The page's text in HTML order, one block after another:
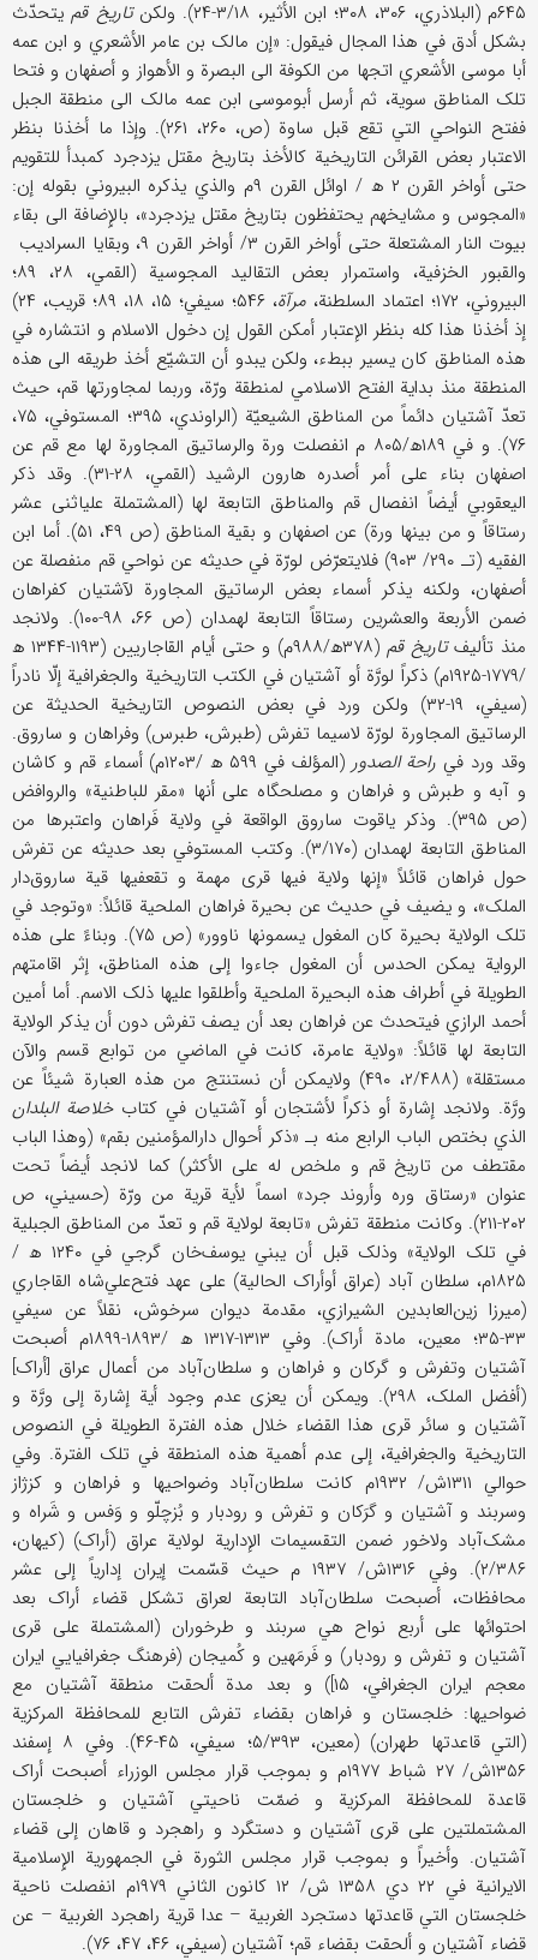
۶۴۵م (البلاذري، ۳۰۶، ۳۰۸؛ ابن الأثیر، ۳/۱۸-۲۴). ولکن تاریخ قم یتحدّث
بشکل أدق في هذا المجال فیقول: «إن مالک بن عامر الأشعري و ابن عمه
أبا موسی الأشعري اتجها من الکوفة الی البصرة و الأهواز و أصفهان و فتحا
تلک المناطق سویة، ثم أرسل أبوموسی ابن عمه مالک الی منطقة الجبل
ففتح النواحي التي تقع قبل ساوة (ص، ۲۶۰، ۲۶۱). وإذا ما أخذنا بنظر
الاعتبار بعض القرائن التاریخیة کالأخذ بتاریخ مقتل یزدجرد کمبدأ للتقویم
حتی أواخر القرن ۲ ھ / اوائل القرن ۹م والذي یذکره البیروني بقوله إن:
«المجوس و مشایخهم یحتفظون بتاریخ مقتل یزدجرد»، بالإِضافة الی بقاء
بیوت النار المشتعلة حتی أواخر القرن ۳/ أواخر القرن ۹، وبقایا السرادیب
والقبور الخزفیة، واستمرار بعض التقالید المجوسیة (القمي، ۲۸، ۸۹؛
البیروني، ۱۷۲؛ اعتماد السلطنة،
مرآة
، ۵۴۶؛ سیفي؛ ۱۵، ۱۸، ۸۹؛ قریب، ۲۴)
إذ أخذنا هذا کله بنظر الإعتبار أمکن القول إن دخول الاسلام و انتشاره في
هذه المناطق کان یسیر ببطء، ولکن یبدو أن التشیّع أخذ طریقه الی هذه
المنطقة منذ بدایة الفتح الاسلامي لمنطقة ورّة، وربما لمجاورتها قم، حیث
تعدّ آشتیان دائماً من المناطق الشیعیّة (الراوندي، ۳۹۵؛ المستوفي، ۷۵،
۷۶). و في ۱۸۹ھ/۸۰۵ م انفصلت ورة والرساتیق المجاورة لها مع قم عن
اصفهان بناء علی أمر أصدره هارون الرشید (القمي، ۲۸-۳۱). وقد ذکر
الیعقوبي أیضاً انفصال قم والمناطق التابعة لها (المشتملة علیاثنی عشر
رستاقاً و من بینها ورة) عن اصفهان و بقیة المناطق (ص ۴۹، ۵۱). أما ابن
الفقیه (تـ ۲۹۰/ ۹۰۳) فلایتعرّض لورّة في حدیثه عن نواحي قم منفصلة عن
أصفهان، ولکنه یذکر أسماء بعض الرساتیق المجاورة لآشتیان کفراهان
ضمن الأربعة والعشرین رستاقاً التابعة لهمدان (ص ۶۶، ۹۸-۱۰۰). ولانجد
منذ تألیفتاریخ قم
(۳۷۸ھ/۹۸۸م) و حتی أیام القاجاریین (۱۱۹۳-۱۳۴۴ ھ
/۱۷۷۹-۱۹۲۵م) ذکراً لورَّة أو آشتیان في الکتب التاریخیة والجغرافیة إلّا نادراً
(سیفي، ۱۹-۳۲) ولکن ورد في بعض النصوص التاریخیة الحدیثة عن
الرساتیق المجاورة لورّة لاسیما تفرش (طبرش، طبرس) وفراهان و ساروق.
وقد ورد في راحة الصدور
(المؤلف في ۵۹۹ ھ /۱۲۰۳م) أسماء قم و کاشان
و آبه و طبرش و فراهان و مصلحگاه علی أنها «مقر للباطنیة» والروافض
(ص ۳۹۵). وذکر یاقوت ساروق الواقعة في ولایة فَراهان واعتبرها من
المناطق التابعة لهمدان (۳/۱۷۰). وکتب المستوفي بعد حدیثه عن تفرش
حول فراهان قائلاً «إنها ولایة فیها قری مهمة و تقعفیها قیة ساروق‌دار
الملک»، و یضیف في حدیث عن بحیرة فراهان الملحیة قائلاً: «وتوجد في
تلک الولایة بحیرة کان المغول یسمونها ناوور» (ص ۷۵). وبناءً علی هذه
الروایة یمکن الحدس أن المغول جاءوا إلی هذه المناطق، إثر اقامتهم
الطویلة في أطراف هذه البحیرة الملحیة وأطلقوا علیها ذلک الاسم. أما أمین
أحمد الرازي فیتحدث عن فراهان بعد أن یصف تفرش دون أن یذکر الولایة
التابعة لها قائلاً: «ولایة عامرة، کانت في الماضي من توابع قسم والآن
مستقلة» (۲/۴۸۸، ۴۹۰) ولایمکن أن نستنتج من هذه العبارة شیئاً عن
ورَّة. ولانجد إشارة أو ذکراً لأشتجان أو آشتیان في کتابخلاصة البلدان
الذي بختص الباب الرابع منه بـ «ذکر أحوال‌ دارالمؤمنین بقم» (وهذا الباب
مقتطف من تاریخ قم و ملخص له علی الأکثر) کما لانجد أیضاً تحت
عنوان «رستاق وره وأروند جرد» اسماً لأیة قریة من ورّة (حسیني، ص
۲۰۲-۲۱۱). وکانت منطقة تفرش «تابعة لولایة قم و تعدّ من المناطق الجبلیة
في تلک الولایة» وذلک قبل أن یبني یوسف‌خان گرجي في ۱۲۴۰ ھ /
۱۸۲۵م، سلطان آباد (عراق أوأراک الحالیة) علی عهد فتح‌علي‌شاه القاجاري
(میرزا زین‌العابدین الشیرازي، مقدمة دیوان سرخوش، نقلاً عن سیفي
۳۳-۳۵؛ معین، مادة أراک). وفي ۱۳۱۳-۱۳۱۷ ھ /۱۸۹۳-۱۸۹۹م أصبحت
آشتیان وتفرش و گرکان و فراهان و سلطان‌آباد من أعمال عراق [أراک]
(أفضل الملک، ۲۹۸). ویمکن أن یعزی عدم وجود أیة إشارة إلی ورَّة و
آشتیان و سائر قری هذا القضاء خلال هذه الفترة الطویلة في النصوص
التاریخیة والجغرافیة، إلی عدم أهمیة هذه المنطقة في تلک الفترة. وفي
حوالي ۱۳۱۱ش/ ۱۹۳۲م کانت سلطان‌آباد وضواحیها و فراهان و کزژاز
وسربند و آشتیان و گرَکان و تفرش و رودبار و بُزچلّو و وَفس و شَراه و
مشک‌آباد ولاخور ضمن التقسیمات الإداریة لولایة عراق (أراک) (کیهان،
۲/۳۸۶). وفي ۱۳۱۶ش/ ۱۹۳۷ م حیث قسّمت إیران إداریاً إلی عشر
محافظات، أصبحت سلطان‌آباد التابعة لعراق تشکل قضاء أراک بعد
احتوائها علی أربع نواح هي سربند و طرخوران (المشتملة علی قری
آشتیان و تفرش و رودبار) و فَرمَهین و کُمیجان (فرهنگ جغرافیایي ایران
معجم ایران الجغرافي، ۱۵]) و بعد مدة ألحقت منطقة آشتیان مع
ضواحیها: خلجستان و فراهان بقضاء تفرش التابع للمحافظة المرکزیة
(التي قاعدتها طهران) (معین، ۵/۳۹۳؛ سیفي، ۴۵-۴۶). وفي ۸ إسفند
۱۳۵۶ش/ ۲۷ شباط ۱۹۷۷م و بموجب قرار مجلس الوزراء أصبحت أراک
قاعدة للمحافظة المرکزیة و ضمّت ناحیتي آشتیان و خلجستان
المشتملتین علی قری آشتیان و دستگرد و راهجرد و قاهان إلی قضاء
آشتیان. وأخیراً و بموجب قرار مجلس الثورة في الجمهوریة الإِسلامیة
الایرانیة في ۲۲ دي ۱۳۵۸ ش/ ۱۲ کانون الثاني ۱۹۷۹م انفصلت ناحیة
خلجستان التي قاعدتها دستجرد الغربیة – عدا قریة راهجرد الغربیة – عن
قضاء آشتیان و ألحقت بقضاء قم؛ آشتیان (سیفي، ۴۶، ۴۷، ۷۶).